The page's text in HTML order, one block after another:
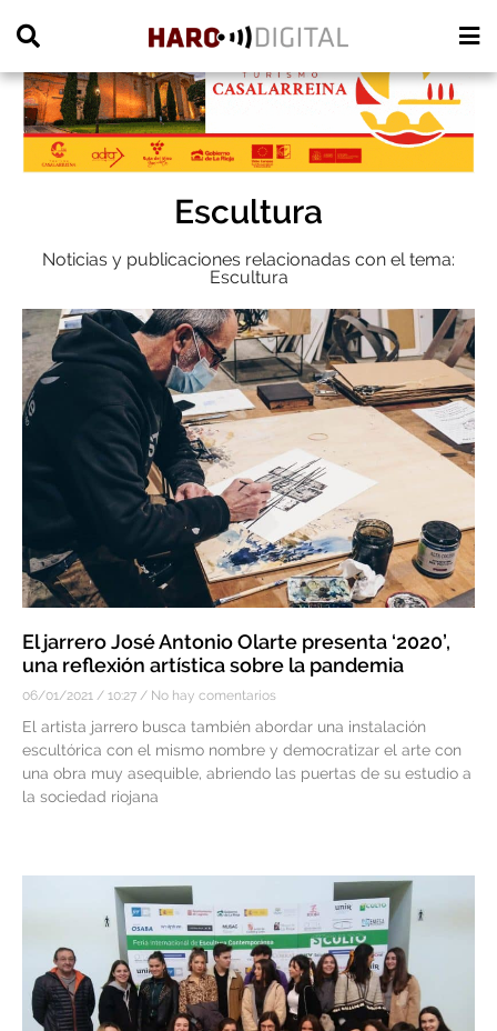
Escultura
Noticias y publicaciones relacionadas con el tema:
Escultura
El jarrero José Antonio Olarte presenta ‘2020’,
una reflexión artística sobre la pandemia
06/01/2021 10:27 No hay comentarios
El artista jarrero busca también abordar una instalación
escultórica con el mismo nombre y democratizar el arte con
una obra muy asequible, abriendo las puertas de su estudio a
la sociedad riojana